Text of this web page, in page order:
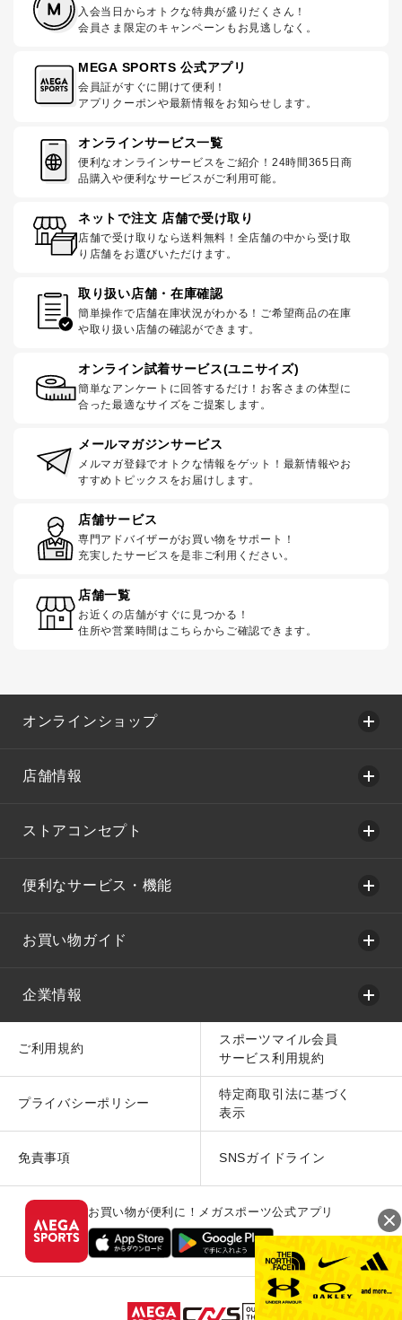
入会当日からオトクな特典が盛りだくさん！
会員さま限定のキャンペーンもお見逃しなく。
MEGA SPORTS 公式アプリ
会員証がすぐに開けて便利！
アプリクーポンや最新情報をお知らせします。
オンラインサービス一覧
便利なオンラインサービスをご紹介！24時間365日商
品購入や便利なサービスがご利用可能。
ネットで注文 店舗で受け取り
店舗で受け取りなら送料無料！全店舗の中から受け取
り店舗をお選びいただけます。
取り扱い店舗・在庫確認
簡単操作で店舗在庫状況がわかる！ご希望商品の在庫
や取り扱い店舗の確認ができます。
オンライン試着サービス(ユニサイズ)
簡単なアンケートに回答するだけ！お客さまの体型に
合った最適なサイズをご提案します。
メールマガジンサービス
メルマガ登録でオトクな情報をゲット！最新情報やお
すすめトピックスをお届けします。
店舗サービス
専門アドバイザーがお買い物をサポート！
充実したサービスを是非ご利用ください。
店舗一覧
お近くの店舗がすぐに見つかる！
住所や営業時間はこちらからご確認できます。
オンラインショップ
店舗情報
ストアコンセプト
便利なサービス・機能
お買い物ガイド
企業情報
ご利用規約
スポーツマイル会員
サービス利用規約
プライバシーポリシー
特定商取引法に基づく
表示
免責事項 SNSガイドライン
お買い物が便利に！メガスポーツ公式アプリ